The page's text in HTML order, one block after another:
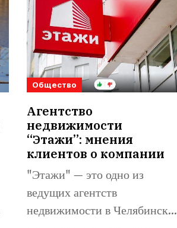
Общество
Агентство
недвижимости
“Этажи”: мнения
клиентов о компании
"Этажи" — это одно из
ведущих агентств
недвижимости в Челябинске,